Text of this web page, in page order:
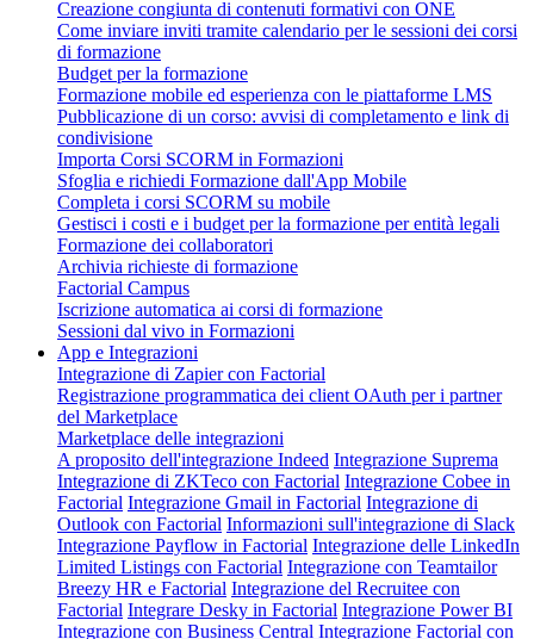
Creazione congiunta di contenuti formativi con ONE
Come inviare inviti tramite calendario per le sessioni dei corsi
di formazione
Budget per la formazione
Formazione mobile ed esperienza con le piattaforme LMS
Pubblicazione di un corso: avvisi di completamento e link di
condivisione
Importa Corsi SCORM in Formazioni
Sfoglia e richiedi Formazione dall'App Mobile
Completa i corsi SCORM su mobile
Gestisci i costi e i budget per la formazione per entità legali
Formazione dei collaboratori
Archivia richieste di formazione
Factorial Campus
Iscrizione automatica ai corsi di formazione
Sessioni dal vivo in Formazioni
App e Integrazioni
Integrazione di Zapier con Factorial
Registrazione programmatica dei client OAuth per i partner
del Marketplace
Marketplace delle integrazioni
A proposito dell'integrazione Indeed Integrazione Suprema
Integrazione di ZKTeco con Factorial Integrazione Cobee in
Factorial Integrazione Gmail in Factorial Integrazione di
Outlook con Factorial Informazioni sull'integrazione di Slack
Integrazione Payflow in Factorial Integrazione delle LinkedIn
Limited Listings con Factorial Integrazione con Teamtailor
Breezy HR e Factorial Integrazione del Recruitee con
Factorial Integrare Desky in Factorial Integrazione Power BI
Integrazione con Business Central Integrazione Factorial con